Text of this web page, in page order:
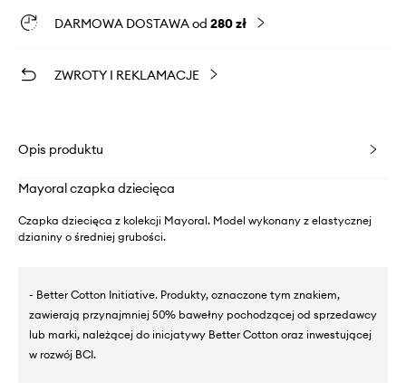
DARMOWA DOSTAWA od 280 zł
ZWROTY I REKLAMACJE
Opis produktu
Mayoral czapka dziecięca
Czapka dziecięca z kolekcji Mayoral. Model wykonany z elastycznej
dzianiny o średniej grubości.
- Better Cotton Initiative. Produkty, oznaczone tym znakiem,
zawierają przynajmniej 50% bawełny pochodzącej od sprzedawcy
lub marki, należącej do inicjatywy Better Cotton oraz inwestującej
w rozwój BCI.